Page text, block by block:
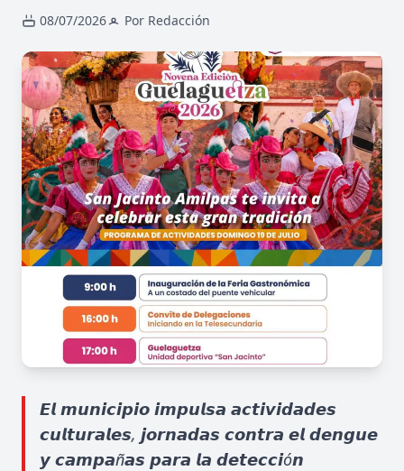
08/07/2026 Por Redacción
𝙀𝙡 𝙢𝙪𝙣𝙞𝙘𝙞𝙥𝙞𝙤 𝙞𝙢𝙥𝙪𝙡𝙨𝙖 𝙖𝙘𝙩𝙞𝙫𝙞𝙙𝙖𝙙𝙚𝙨
𝙘𝙪𝙡𝙩𝙪𝙧𝙖𝙡𝙚𝙨, 𝙟𝙤𝙧𝙣𝙖𝙙𝙖𝙨 𝙘𝙤𝙣𝙩𝙧𝙖 𝙚𝙡 𝙙𝙚𝙣𝙜𝙪𝙚
𝙮 𝙘𝙖𝙢𝙥𝙖ñ𝙖𝙨 𝙥𝙖𝙧𝙖 𝙡𝙖 𝙙𝙚𝙩𝙚𝙘𝙘𝙞ó𝙣